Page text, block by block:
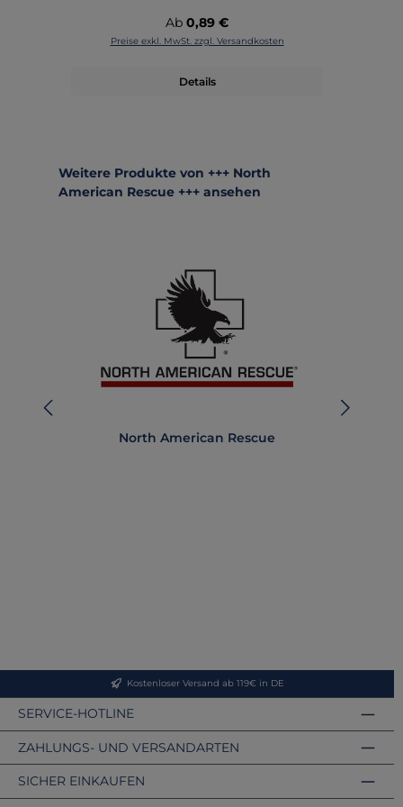
Regulärer Preis:
Ab 0,89 €
Preise exkl. MwSt. zzgl. Versandkosten
Details
Produktgalerie überspringen
Weitere Produkte von +++ North
American Rescue +++ ansehen
North American Rescue
Kostenloser Versand ab 119€ in DE
SERVICE-HOTLINE
ZAHLUNGS- UND VERSANDARTEN
SICHER EINKAUFEN